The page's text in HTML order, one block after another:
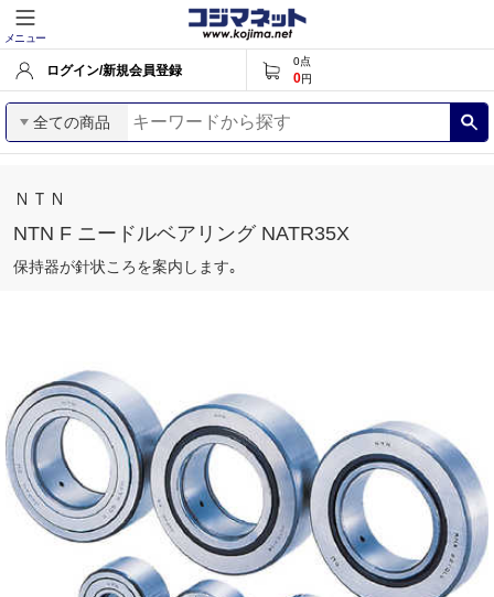
メニュー
ログイン/新規会員登録
0点
0円
全ての商品
ＮＴＮ
NTN F ニードルベアリング NATR35X
保持器が針状ころを案内します｡